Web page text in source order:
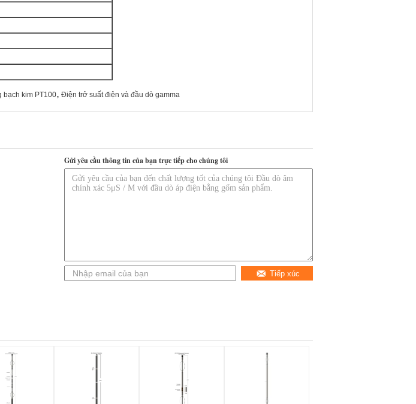
bạch kim PT100, Điện trở suất điện và đầu dò gamma
Gửi yêu cầu thông tin của bạn trực tiếp cho chúng tôi
Tiếp xúc